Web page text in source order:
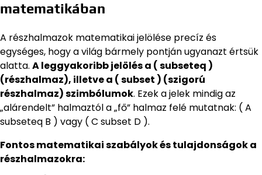
matematikában
A részhalmazok matematikai jelölése precíz és
egységes, hogy a világ bármely pontján ugyanazt értsük
alatta. A leggyakoribb jelölés a ( subseteq )
(részhalmaz), illetve a ( subset ) (szigorú
részhalmaz) szimbólumok. Ezek a jelek mindig az
„alárendelt” halmaztól a „fő” halmaz felé mutatnak: ( A
subseteq B ) vagy ( C subset D ).
Fontos matematikai szabályok és tulajdonságok a
részhalmazokra: